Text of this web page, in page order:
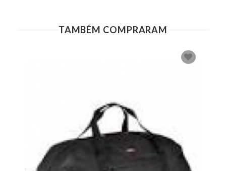
TAMBÉM COMPRARAM